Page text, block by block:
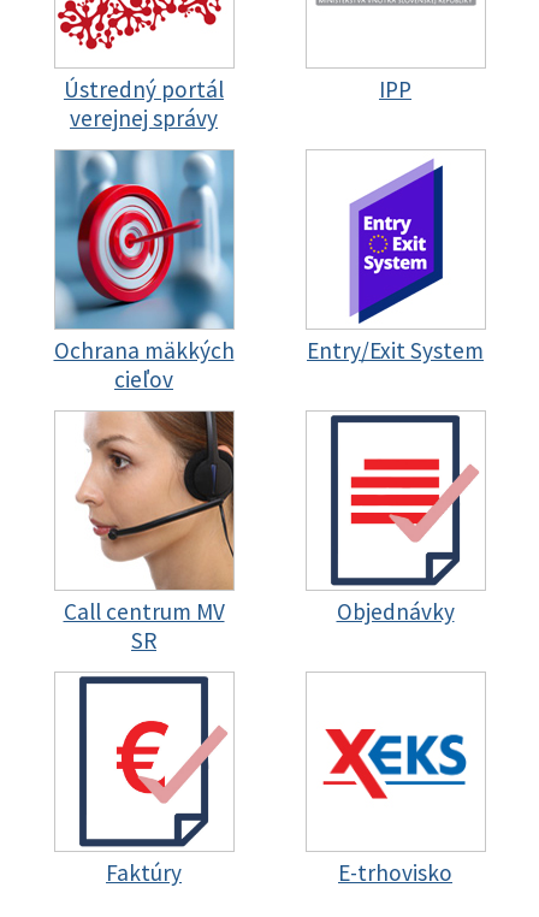
Ústredný portál
verejnej správy
IPP
Ochrana mäkkých
cieľov
Entry/Exit System
Call centrum MV
SR
Objednávky
Faktúry E-trhovisko